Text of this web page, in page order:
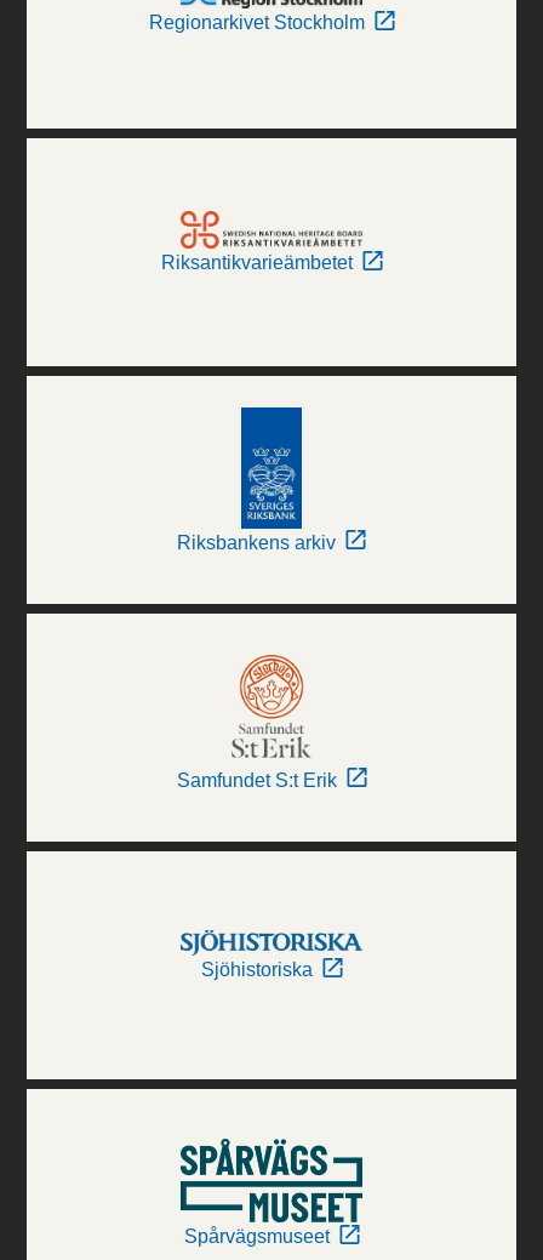
Regionarkivet Stockholm
Riksantikvarieämbetet
Riksbankens arkiv
Samfundet S:t Erik
Sjöhistoriska
Spårvägsmuseet